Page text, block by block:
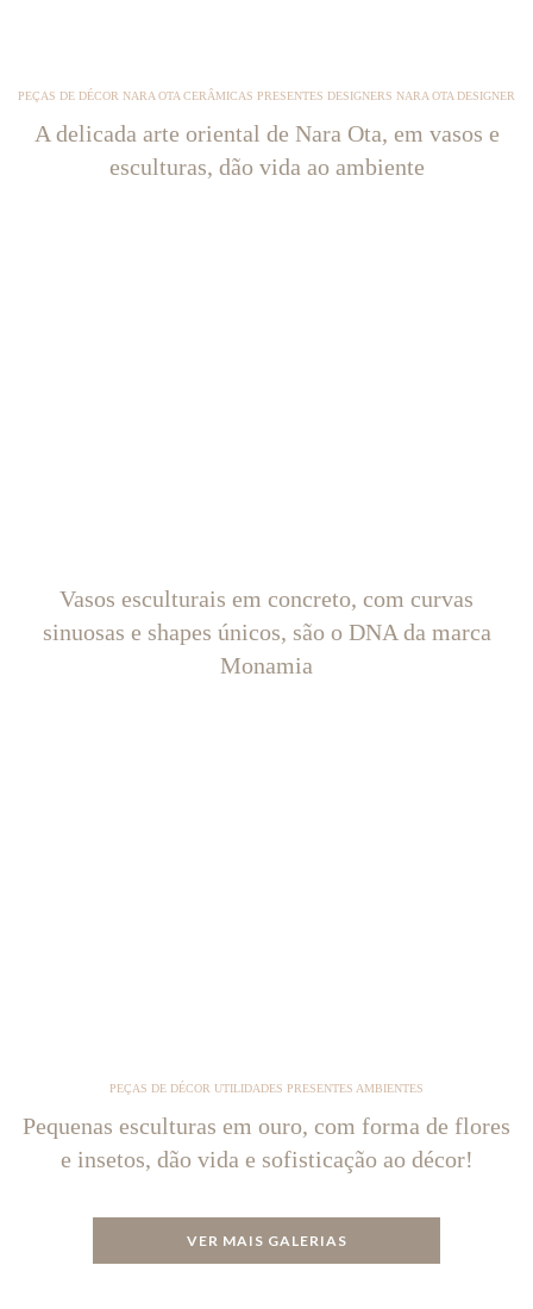
PEÇAS DE DÉCOR NARA OTA CERÂMICAS PRESENTES DESIGNERS NARA OTA DESIGNER
A delicada arte oriental de Nara Ota, em vasos e
esculturas, dão vida ao ambiente
Vasos esculturais em concreto, com curvas
sinuosas e shapes únicos, são o DNA da marca
Monamia
PEÇAS DE DÉCOR UTILIDADES PRESENTES AMBIENTES
Pequenas esculturas em ouro, com forma de flores
e insetos, dão vida e sofisticação ao décor!
VER MAIS GALERIAS